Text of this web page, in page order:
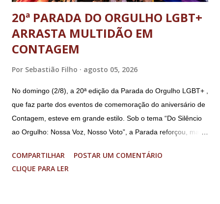
20ª PARADA DO ORGULHO LGBT+
ARRASTA MULTIDÃO EM
CONTAGEM
Por Sebastião Filho agosto 05, 2026
No domingo (2/8), a 20ª edição da Parada do Orgulho LGBT+ ,
que faz parte dos eventos de comemoração do aniversário de
Contagem, esteve em grande estilo. Sob o tema “Do Silêncio
ao Orgulho: Nossa Voz, Nosso Voto”, a Parada reforçou, mais
município. A concentração foi na Praça da Glória, que estava
preparada com um palco e contou com diversos shows,
COMPARTILHAR
POSTAR UM COMENTÁRIO
CLIQUE PARA LER